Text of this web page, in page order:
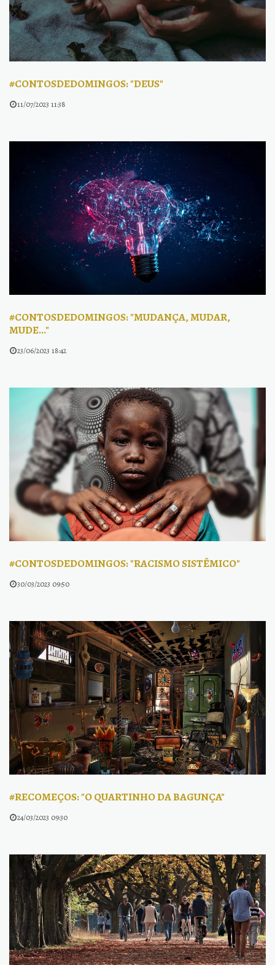
#CONTOSDEDOMINGOS: "DEUS"
11/07/2023 11:38
#CONTOSDEDOMINGOS: "MUDANÇA, MUDAR,
MUDE..."
23/06/2023 18:42
#CONTOSDEDOMINGOS: "RACISMO SISTÊMICO"
30/03/2023 09:50
#RECOMEÇOS: "O QUARTINHO DA BAGUNÇA"
24/03/2023 09:30